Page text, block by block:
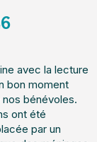
avec la lecture
bon moment
bénévoles.
ont été
par un